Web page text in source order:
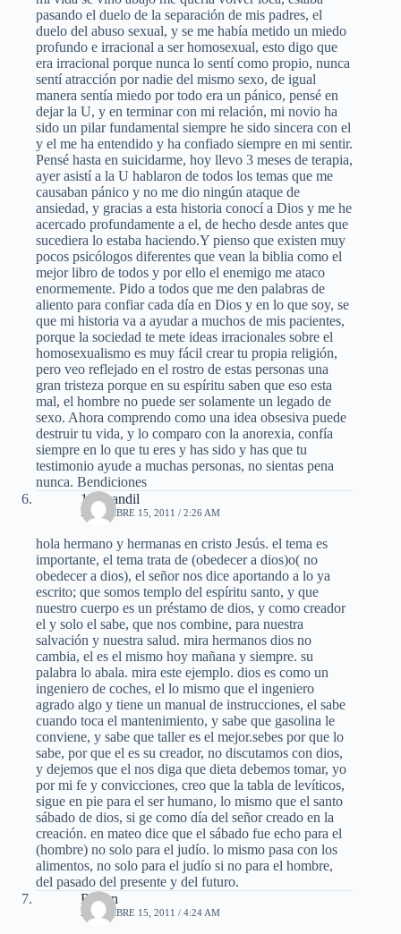
pasando el duelo de la separación de mis padres, el
duelo del abuso sexual, y se me había metido un miedo
profundo e irracional a ser homosexual, esto digo que
era irracional porque nunca lo sentí como propio, nunca
sentí atracción por nadie del mismo sexo, de igual
manera sentía miedo por todo era un pánico, pensé en
dejar la U, y en terminar con mi relación, mi novio ha
sido un pilar fundamental siempre he sido sincera con el
y el me ha entendido y ha confiado siempre en mi sentir.
Pensé hasta en suicidarme, hoy llevo 3 meses de terapia,
ayer asistí a la U hablaron de todos los temas que me
causaban pánico y no me dio ningún ataque de
ansiedad, y gracias a esta historia conocí a Dios y me he
acercado profundamente a el, de hecho desde antes que
sucediera lo estaba haciendo.Y pienso que existen muy
pocos psicólogos diferentes que vean la biblia como el
mejor libro de todos y por ello el enemigo me ataco
enormemente. Pido a todos que me den palabras de
aliento para confiar cada día en Dios y en lo que soy, se
que mi historia va a ayudar a muchos de mis pacientes,
porque la sociedad te mete ideas irracionales sobre el
homosexualismo es muy fácil crear tu propia religión,
pero veo reflejado en el rostro de estas personas una
gran tristeza porque en su espíritu saben que eso esta
mal, el hombre no puede ser solamente un legado de
sexo. Ahora comprendo como una idea obsesiva puede
destruir tu vida, y lo comparo con la anorexia, confía
siempre en lo que tu eres y has sido y has que tu
testimonio ayude a muchas personas, no sientas pena
nunca. Bendiciones
100 candil
DICIEMBRE 15, 2011 / 2:26 AM
hola hermano y hermanas en cristo Jesús. el tema es
importante, el tema trata de (obedecer a dios)o( no
obedecer a dios), el señor nos dice aportando a lo ya
escrito; que somos templo del espíritu santo, y que
nuestro cuerpo es un préstamo de dios, y como creador
el y solo el sabe, que nos combine, para nuestra
salvación y nuestra salud. mira hermanos dios no
cambia, el es el mismo hoy mañana y siempre. su
palabra lo abala. mira este ejemplo. dios es como un
ingeniero de coches, el lo mismo que el ingeniero
agrado algo y tiene un manual de instrucciones, el sabe
cuando toca el mantenimiento, y sabe que gasolina le
conviene, y sabe que taller es el mejor.sebes por que lo
sabe, por que el es su creador, no discutamos con dios,
y dejemos que el nos diga que dieta debemos tomar, yo
por mi fe y convicciones, creo que la tabla de levíticos,
sigue en pie para el ser humano, lo mismo que el santo
sábado de dios, si ge como día del señor creado en la
creación. en mateo dice que el sábado fue echo para el
(hombre) no solo para el judío. lo mismo pasa con los
alimentos, no solo para el judío si no para el hombre,
del pasado del presente y del futuro.
Ruben
DICIEMBRE 15, 2011 / 4:24 AM